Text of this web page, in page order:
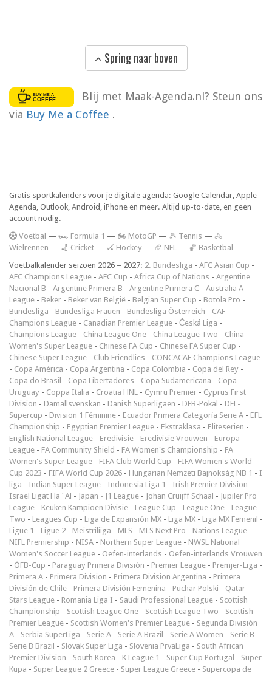
Spring naar boven
Blij met Maak-Agenda.nl? Steun ons
via Buy Me a Coffee .
Gratis sportkalenders voor je digitale agenda: Google Calendar, Apple
Agenda, Outlook, Android, iPhone en meer. Altijd up-to-date, en geen
account nodig.
Voetbal — 🏎️ Formula 1 — 🏍 MotoGP — 🎾 Tennis — 🚴
Wielrennen — 🏏 Cricket — 🏑 Hockey — 🏈 NFL — 🏀 Basketbal
Voetbalkalender seizoen 2026 – 2027: 2. Bundesliga - AFC Asian Cup -
AFC Champions League - AFC Cup - Africa Cup of Nations - Argentine
Nacional B - Argentine Primera B - Argentine Primera C - Australia A-
League - Beker - Beker van België - Belgian Super Cup - Botola Pro -
Bundesliga - Bundesliga Frauen - Bundesliga Österreich - CAF
Champions League - Canadian Premier League - Česká Liga -
Champions League - China League One - China League Two - China
Women's Super League - Chinese FA Cup - Chinese FA Super Cup -
Chinese Super League - Club Friendlies - CONCACAF Champions League
- Copa América - Copa Argentina - Copa Colombia - Copa del Rey -
Copa do Brasil - Copa Libertadores - Copa Sudamericana - Copa
Uruguay - Coppa Italia - Croatia HNL - Cymru Premier - Cyprus First
Division - Damallsvenskan - Danish Superligaen - DFB-Pokal - DFL-
Supercup - Division 1 Féminine - Ecuador Primera Categoría Serie A - EFL
Championship - Egyptian Premier League - Ekstraklasa - Eliteserien -
English National League - Eredivisie - Eredivisie Vrouwen - Europa
League - FA Community Shield - FA Women's Championship - FA
Women's Super League - FIFA Club World Cup - FIFA Women's World
Cup 2023 - FIFA World Cup 2026 - Hungarian Nemzeti Bajnokság NB 1 - I
liga - Indian Super League - Indonesia Liga 1 - Irish Premier Division -
Israel Ligat Ha`Al - Japan - J1 League - Johan Cruijff Schaal - Jupiler Pro
League - Keuken Kampioen Divisie - League Cup - League One - League
Two - Leagues Cup - Liga de Expansión MX - Liga MX - Liga MX Femenil -
Ligue 1 - Ligue 2 - Meistriliiga - MLS - MLS Next Pro - Nations League -
NIFL Premiership - NISA - Northern Super League - NWSL National
Women's Soccer League - Oefen-interlands - Oefen-interlands Vrouwen
- ÖFB-Cup - Paraguay Primera División - Premier League - Premjer-Liga -
Primera A - Primera Division - Primera Division Argentina - Primera
División de Chile - Primera División Femenina - Puchar Polski - Qatar
Stars League - Romania Liga I - Saudi Professional League - Scottish
Championship - Scottish League One - Scottish League Two - Scottish
Premier League - Scottish Women's Premier League - Segunda División
A - Serbia SuperLiga - Serie A - Serie A Brazil - Serie A Women - Serie B -
Serie B Brazil - Slovak Super Liga - Slovenia PrvaLiga - South African
Premier Division - South Korea - K League 1 - Super Cup Portugal - Süper
Kupa - Super League 2 Greece - Super League Greece - Supercopa de